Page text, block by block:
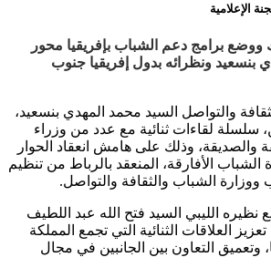
الإعلامية
ووضع برامج دعم الشباب بإفريقيا محور
بنسعيد ونظرائه بدول إفريقيا جنوب
والتواصل السيد محمد المهدي بنسعيد،
سلسلة لقاءات ثنائية مع عدد من وزراء
والصديقة، وذلك على هامش انعقاد الحوار
الشباب الأفارقة، المنعقد بالرباط من تنظيم
ووزارة الشباب والثقافة والتواصل.
نظيره الليبي السيد فتح الله عبد اللطيف
تعزيز العلاقات الثنائية التي تجمع المملكة
وتعميق التعاون بين الجانبين في مجال